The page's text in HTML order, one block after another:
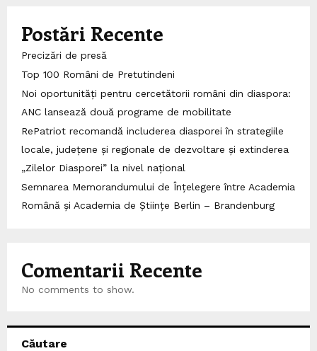
Postări Recente
Precizări de presă
Top 100 Români de Pretutindeni
Noi oportunități pentru cercetătorii români din diaspora:
ANC lansează două programe de mobilitate
RePatriot recomandă includerea diasporei în strategiile
locale, județene și regionale de dezvoltare și extinderea
„Zilelor Diasporei” la nivel național
Semnarea Memorandumului de Înțelegere între Academia
Română și Academia de Științe Berlin – Brandenburg
Comentarii Recente
No comments to show.
Căutare